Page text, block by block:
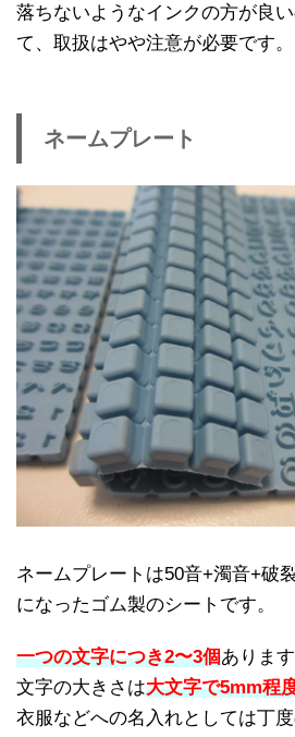
落ちないようなインクの方が良
て、取扱はやや注意が必要です。
ネームプレート
ネームプレートは50音+濁音+破
になったゴム製のシートです。
一つの文字につき2〜3個あります
文字の大きさは大文字で5mm程
衣服などへの名入れとしては丁